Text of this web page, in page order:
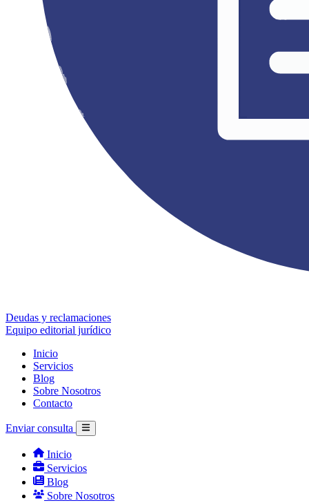
Deudas y reclamaciones
Equipo editorial jurídico
Inicio
Servicios
Blog
Sobre Nosotros
Contacto
Enviar consulta
Inicio
Servicios
Blog
Sobre Nosotros